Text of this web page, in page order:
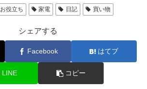
お役立ち 家電 日記 買い物
シェアする
Facebook はてブ
LINE コピー